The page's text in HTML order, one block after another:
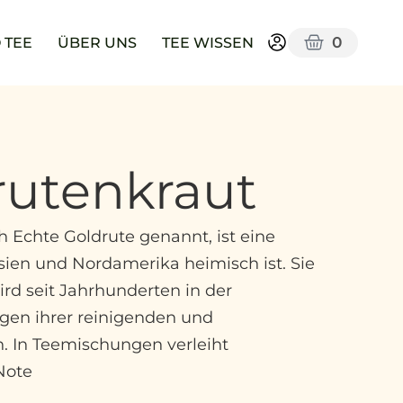
TEE ÜBER UNS TEE WISSEN 0
Echte Goldrute genannt, ist eine
und Nordamerika heimisch ist. Sie
seit Jahrhunderten in der
ihrer reinigenden und
In Teemischungen verleiht